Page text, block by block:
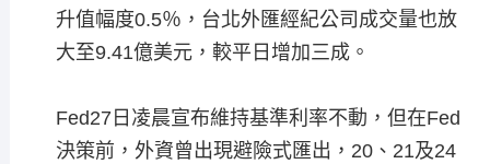
升值幅度0.5％，台北外匯經紀公司成交量也放
大至9.41億美元，較平日增加三成。
Fed27日凌晨宣布維持基準利率不動，但在Fed
決策前，外資曾出現避險式匯出，20、21及24